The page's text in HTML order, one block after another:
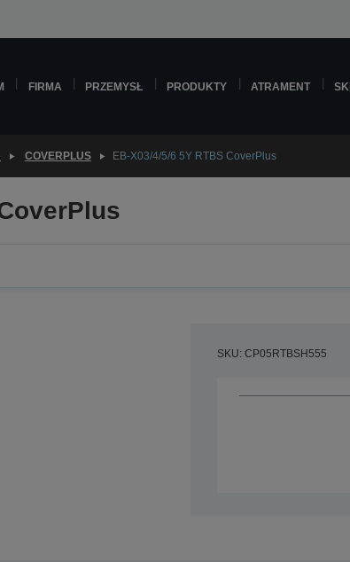
FIRMA PRZEMYSŁ PRODUKTY ATRAMENT
COVERPLUS EB-X03/4/5/6 5Y RTBS CoverPlus
SKU: CP05RTBSH555